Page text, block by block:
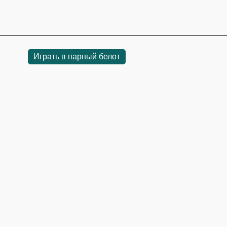
Играть в парный белот